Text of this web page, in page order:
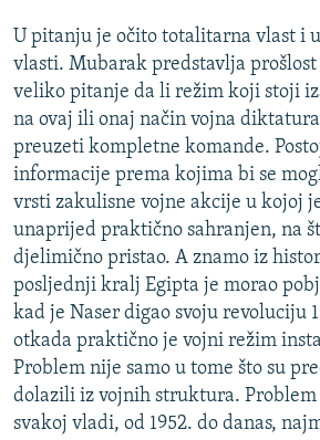
U pitanju je očito totalitarna vlast i
vlasti. Mubarak predstavlja prošlost
veliko pitanje da li režim koji stoji
na ovaj ili onaj način vojna
preuzeti kompletne komande.
informacije prema kojima bi se
vrsti zakulisne vojne akcije u kojoj
unaprijed praktično sahranjen, na
djelimično pristao. A znamo iz
posljednji kralj Egipta je morao
kad je Naser digao svoju revoluciju
otkada praktično je vojni režim
Problem nije samo u tome što su
dolazili iz vojnih struktura. Problem
svakoj vladi, od 1952. do danas,